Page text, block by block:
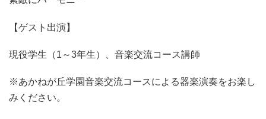
【ゲスト出演】
現役学生（1～3年生）、音楽交流コース講師
※あかねが丘学園音楽交流コースによる器楽演奏をお楽し
みください。